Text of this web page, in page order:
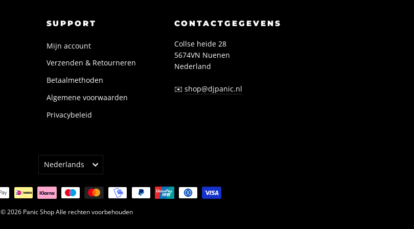
SUPPORT
Mijn account
Verzenden & Retourneren
Betaalmethoden
Algemene voorwaarden
Privacybeleid
CONTACTGEGEVENS
Collse heide 28
5674VN Nuenen
Nederland
✉️ shop@djpanic.nl
TAAL
Nederlands
© 2026 Panic Shop Alle rechten voorbehouden